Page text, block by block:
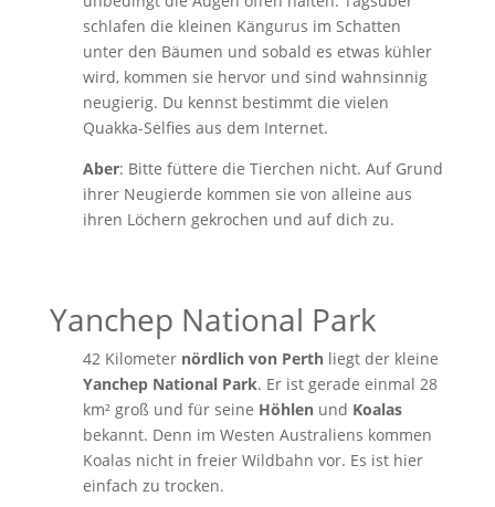
schlafen die kleinen Kängurus im Schatten
unter den Bäumen und sobald es etwas kühler
wird, kommen sie hervor und sind wahnsinnig
neugierig. Du kennst bestimmt die vielen
Quakka-Selfies aus dem Internet.
Aber: Bitte füttere die Tierchen nicht. Auf Grund
ihrer Neugierde kommen sie von alleine aus
ihren Löchern gekrochen und auf dich zu.
Yanchep National Park
42 Kilometer nördlich von Perthliegt der kleine
Yanchep National Park. Er ist gerade einmal 28
km² groß und für seine Höhlenund Koalas
bekannt. Denn im Westen Australiens kommen
Koalas nicht in freier Wildbahn vor. Es ist hier
einfach zu trocken.